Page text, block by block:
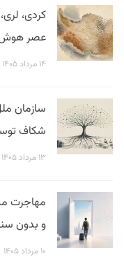
کردی،
عصر هوش
۱۴ مرداد ۱۴۰۵
سازمان
شکاف
۱۳ مرداد ۱۴۰۵
مهاجرت
و بدون
۱۰ مرداد ۱۴۰۵